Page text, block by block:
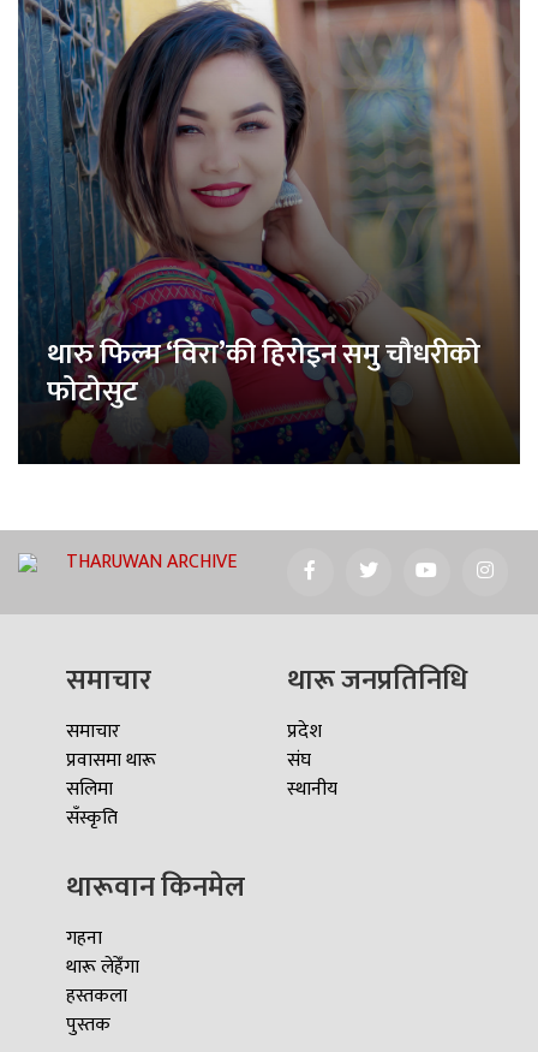
थारु फिल्म ‘विरा’की हिरोइन समु चौधरीको
फोटोसुट
THARUWAN ARCHIVE
समाचार
समाचार
प्रवासमा थारू
सलिमा
सँस्कृति
थारू जनप्रतिनिधि
प्रदेश
संघ
स्थानीय
थारूवान किनमेल
गहना
थारू लेहेँगा
हस्तकला
पुस्तक